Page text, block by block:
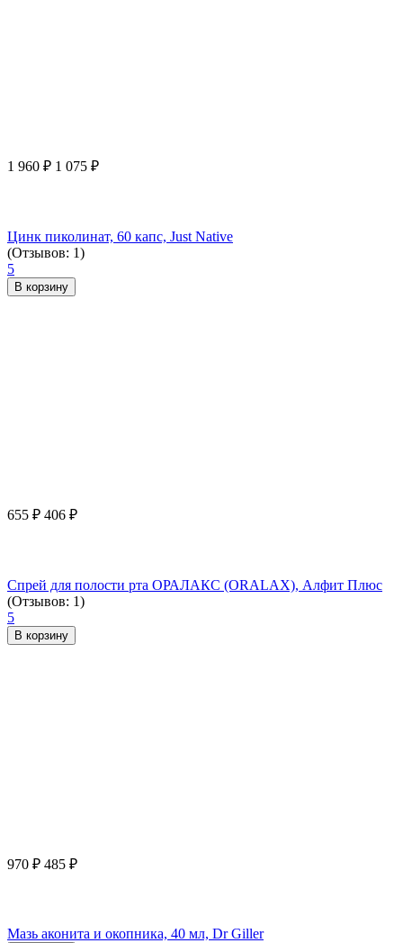
1 960 ₽ 1 075 ₽
Цинк пиколинат, 60 капс, Just Native
(Отзывов: 1)
5
В корзину
655 ₽ 406 ₽
Спрей для полости рта ОРАЛАКС (ORALAX), Алфит Плюс
(Отзывов: 1)
5
В корзину
970 ₽ 485 ₽
Мазь аконита и окопника, 40 мл, Dr Giller